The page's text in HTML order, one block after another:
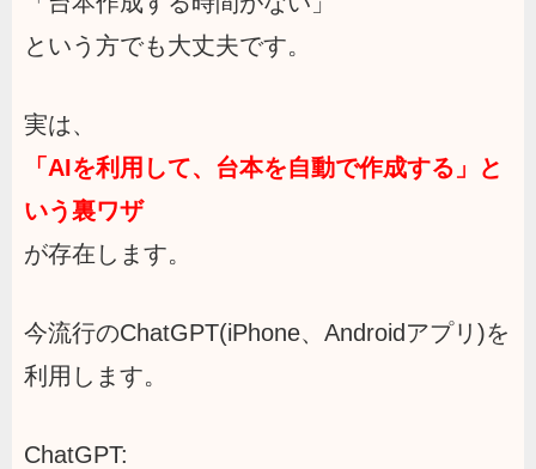
という方でも大丈夫です。
実は、
「AIを利用して、台本を自動で作成する」と
いう裏ワザ
が存在します。
今流行のChatGPT(iPhone、Androidアプリ)を
利用します。
ChatGPT: